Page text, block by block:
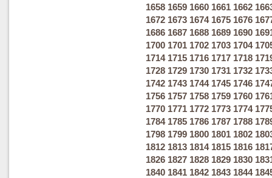
1658 1659 1660 1661 1662
1672 1673 1674 1675 1676
1686 1687 1688 1689 1690
1700 1701 1702 1703 1704
1714 1715 1716 1717 1718
1728 1729 1730 1731 1732
1742 1743 1744 1745 1746
1756 1757 1758 1759 1760
1770 1771 1772 1773 1774
1784 1785 1786 1787 1788
1798 1799 1800 1801 1802
1812 1813 1814 1815 1816
1826 1827 1828 1829 1830
1840 1841 1842 1843 1844